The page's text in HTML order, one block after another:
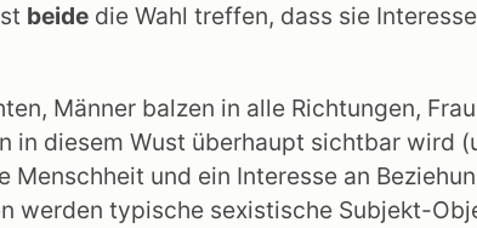
beide die Wahl treffen, dass sie
Männer balzen in alle Richtungen,
in diesem Wust überhaupt sichtbar wird
und ein Interesse an
werden typische sexistische Subjekt-